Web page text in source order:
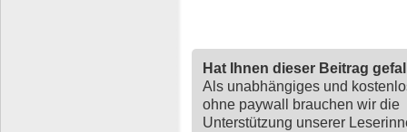
Hat Ihnen dieser Beitrag
Als unabhängiges und
ohne paywall brauchen wir die
Unterstützung unserer